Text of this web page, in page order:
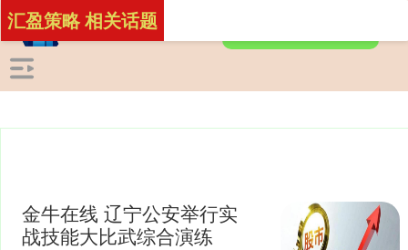
汇盈策略 相关话题
金牛在线 辽宁公安举行实
战技能大比武综合演练